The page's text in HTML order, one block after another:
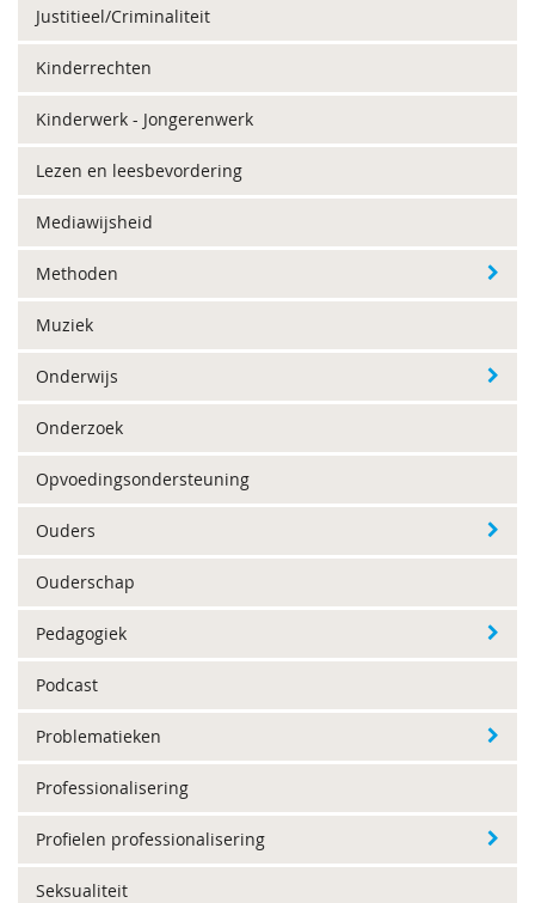
Justitieel/Criminaliteit
Kinderrechten
Kinderwerk - Jongerenwerk
Lezen en leesbevordering
Mediawijsheid
Methoden
Muziek
Onderwijs
Onderzoek
Opvoedingsondersteuning
Ouders
Ouderschap
Pedagogiek
Podcast
Problematieken
Professionalisering
Profielen professionalisering
Seksualiteit